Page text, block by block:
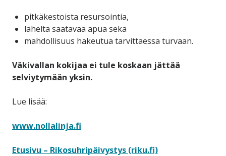
pitkäkestoista resursointia,
läheltä saatavaa apua sekä
mahdollisuus hakeutua tarvittaessa turvaan.
Väkivallan kokijaa ei tule koskaan jättää
selviytymään yksin.
Lue lisää:
www.nollalinja.fi
Etusivu – Rikosuhripäivystys (riku.fi)